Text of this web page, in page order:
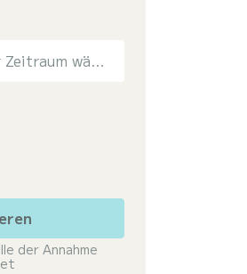
Ein Datum oder Zeitraum wählen
der Annahme